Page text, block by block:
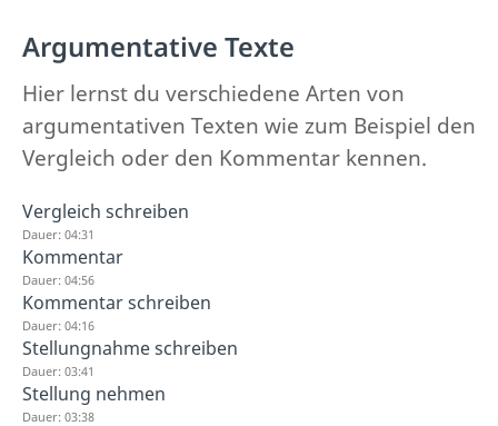
Argumentative Texte
Hier lernst du verschiedene Arten von
argumentativen Texten wie zum Beispiel den
Vergleich oder den Kommentar kennen.
Vergleich schreiben
Dauer: 04:31
Kommentar
Dauer: 04:56
Kommentar schreiben
Dauer: 04:16
Stellungnahme schreiben
Dauer: 03:41
Stellung nehmen
Dauer: 03:38